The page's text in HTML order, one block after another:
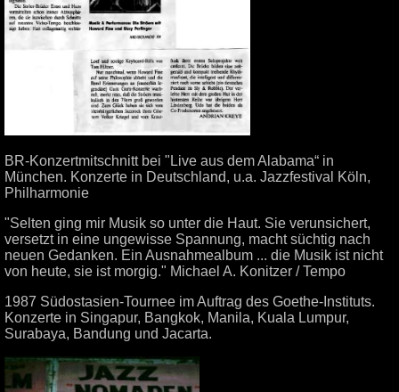
BR-Konzertmitschnitt bei "Live aus dem Alabama“ in
München. Konzerte in Deutschland, u.a. Jazzfestival Köln,
Philharmonie
"Selten ging mir Musik so unter die Haut. Sie verunsichert,
versetzt in eine ungewisse Spannung, macht süchtig nach
neuen Gedanken. Ein Ausnahmealbum ... die Musik ist nicht
von heute, sie ist morgig." Michael A. Konitzer / Tempo
1987 Südostasien-Tournee im Auftrag des Goethe-Instituts.
Konzerte in Singapur, Bangkok, Manila, Kuala Lumpur,
Surabaya, Bandung und Jacarta.